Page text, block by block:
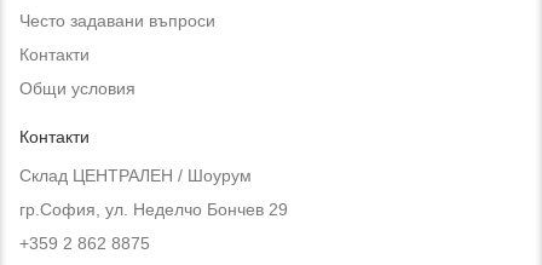
Често задавани въпроси
Контакти
Общи условия
Контакти
Склад ЦЕНТРАЛЕН / Шоурум
гр.София, ул. Неделчо Бончев 29
+359 2 862 8875